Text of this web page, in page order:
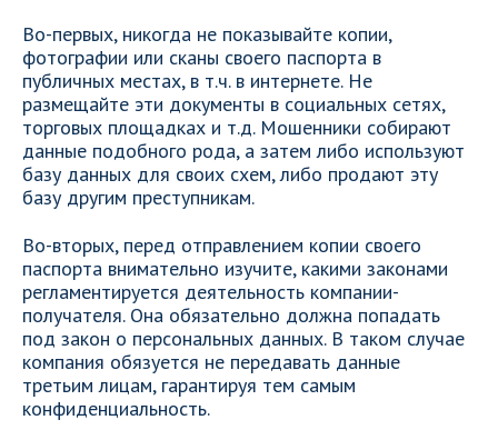
Во-первых, никогда не показывайте копии,
фотографии или сканы своего паспорта в
публичных местах, в т.ч. в интернете. Не
размещайте эти документы в социальных сетях,
торговых площадках и т.д. Мошенники собирают
данные подобного рода, а затем либо используют
базу данных для своих схем, либо продают эту
базу другим преступникам.
Во-вторых, перед отправлением копии своего
паспорта внимательно изучите, какими законами
регламентируется деятельность компании-
получателя. Она обязательно должна попадать
под закон о персональных данных. В таком случае
компания обязуется не передавать данные
третьим лицам, гарантируя тем самым
конфиденциальность.